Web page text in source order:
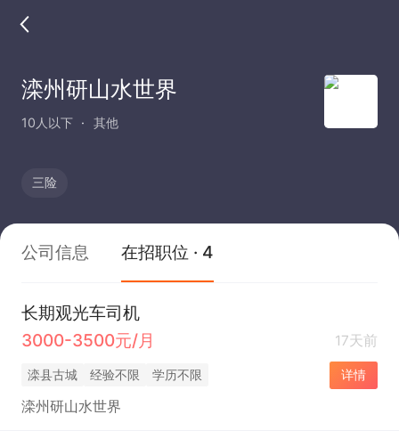
滦州研山水世界
10人以下 其他
三险
公司信息 在招职位 · 4
长期观光车司机
3000-3500元/月
17天前
滦县古城 经验不限 学历不限 详情
滦州研山水世界